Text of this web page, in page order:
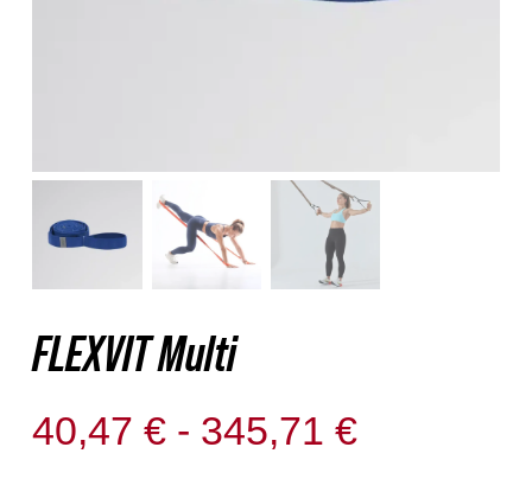
FLEXVIT Multi
40,47€ - 345,71€Rango